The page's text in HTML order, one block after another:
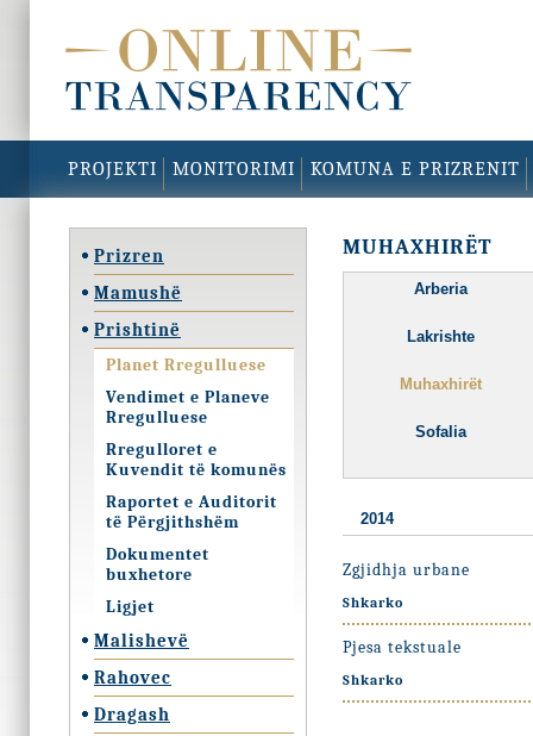
PROJEKTI MONITORIMI KOMUNA E PRIZRENIT
Prizren
Mamushë
Prishtinë
Planet Rregulluese
Vendimet e Planeve
Rregulluese
Rregulloret e
Kuvendit të komunës
Raportet e Auditorit
të Përgjithshëm
Dokumentet
buxhetore
Ligjet
Malishevë
Rahovec
Dragash
MUHAXHIRËT
Arberia
Lakrishte
Muhaxhirët
Sofalia
2014
Zgjidhja urbane
Shkarko
Pjesa tekstuale
Shkarko